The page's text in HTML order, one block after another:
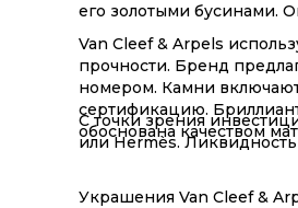
его золотыми бусинами.
Van Cleef & Arpels
прочности. Бренд
номером. Камни включают
сертификацию.
обоснована качеством
С точки зрения
или Hermès.
Украшения Van Cleef &